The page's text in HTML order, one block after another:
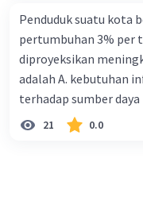
Penduduk suatu kota
pertumbuhan 3% per
diproyeksikan
adalah A. kebutuhan
terhadap sumber
eksponensial
memengaruhi tata
21 0.0